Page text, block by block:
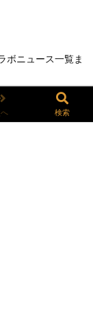
ボニュース一覧ま
検索